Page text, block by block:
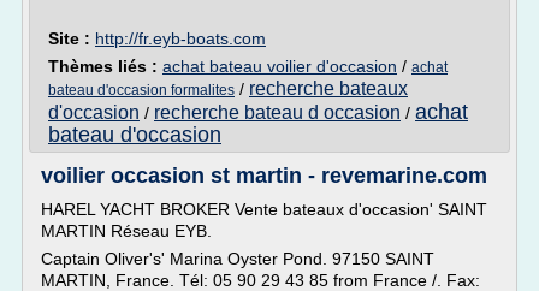
Site : http://fr.eyb-boats.com
Thèmes liés : achat bateau voilier d'occasion / achat
bateau d'occasion formalites / recherche bateaux
d'occasion / recherche bateau d occasion / achat
bateau d'occasion
voilier occasion st martin - revemarine.com
HAREL YACHT BROKER Vente bateaux d'occasion' SAINT
MARTIN Réseau EYB.
Captain Oliver's' Marina Oyster Pond. 97150 SAINT
MARTIN, France. Tél: 05 90 29 43 85 from France /. Fax: